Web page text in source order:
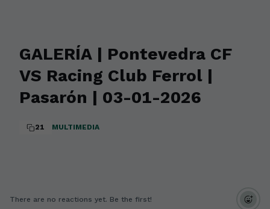
GALERÍA | Pontevedra CF
VS Racing Club Ferrol |
Pasarón | 03-01-2026
21 MULTIMEDIA
There are no reactions yet. Be the first!